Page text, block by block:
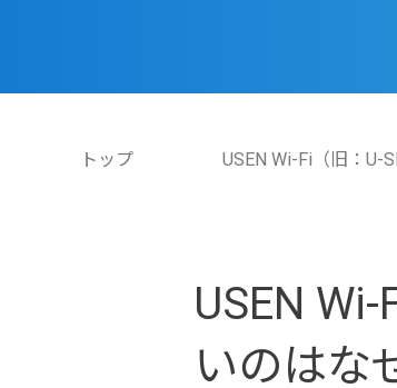
トップ USEN Wi-Fi（旧：U-
USEN
いのはな